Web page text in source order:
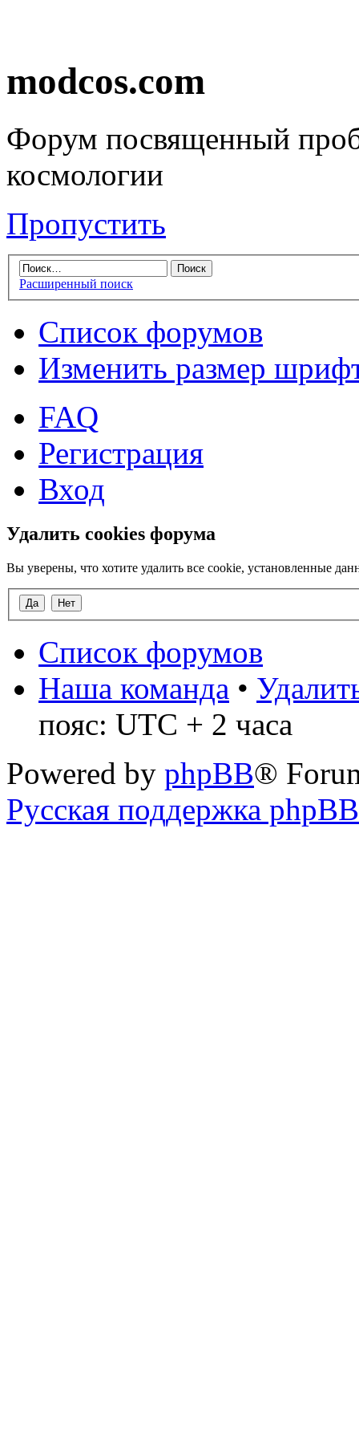
modcos.com
Форум посвященный
космологии
Пропустить
Расширенный поиск
Список форумов
Изменить размер
FAQ
Регистрация
Вход
Удалить cookies форума
Вы уверены, что хотите удалить все cookie, установленные
Список форумов
Наша команда •
пояс: UTC + 2 часа
Powered by phpBB®
Русская поддержка phpBB